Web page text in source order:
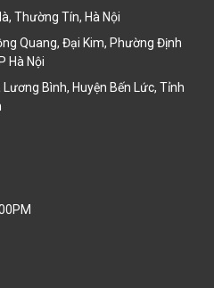
Thường Tín, Hà Nội
Quang, Đại Kim, Phường Định
Hà Nội
Lương Bình, Huyện Bến Lức, Tỉnh